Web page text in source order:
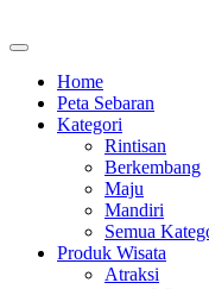
Home
Peta Sebaran
Kategori
Rintisan
Berkembang
Maju
Mandiri
Semua
Produk Wisata
Atraksi